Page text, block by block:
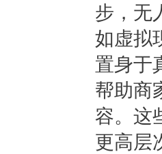
步，无
如虚拟
置身于
帮助商
容。这
更高层